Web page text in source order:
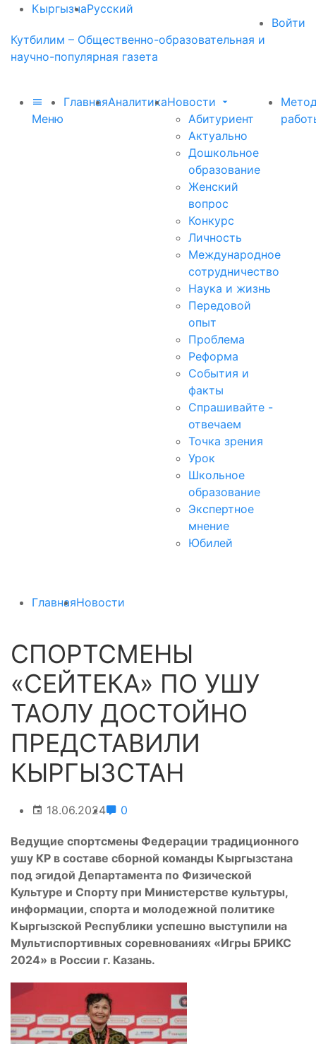
КыргызчаРусский
Войти
Кутбилим – Общественно-образовательная и
научно-популярная газета
Меню
ГлавнаяАналитикаНовости
Абитуриент
Актуально
Дошкольное
образование
Женский
вопрос
Конкурс
Личность
Международное
сотрудничество
Наука и жизнь
Передовой
опыт
Проблема
Реформа
События и
факты
Спрашивайте -
отвечаем
Точка зрения
Урок
Школьное
образование
Экспертное
мнение
Юбилей
ГлавнаяНовости
СПОРТСМЕНЫ
«СЕЙТЕКА» ПО УШУ
ТАОЛУ ДОСТОЙНО
ПРЕДСТАВИЛИ
КЫРГЫЗСТАН
18.06.2024 0
Ведущие спортсмены Федерации традиционного
ушу КР в составе сборной команды Кыргызстана
под эгидой Департамента по Физической
Культуре и Спорту при Министерстве культуры,
информации, спорта и молодежной политике
Кыргызской Республики успешно выступили на
Мультиспортивных соревнованиях «Игры БРИКС
2024» в России г. Казань.